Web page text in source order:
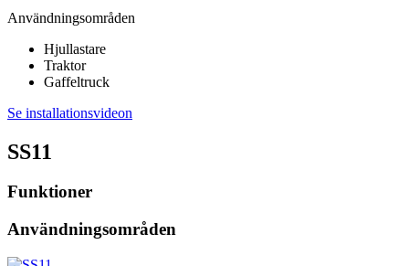
Användningsområden
Hjullastare
Traktor
Gaffeltruck
Se installationsvideon
SS11
Funktioner
Användningsområden